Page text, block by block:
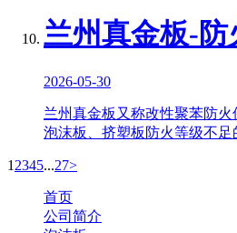
兰州真金板-
2026-05-30
兰州真金板又称改性聚苯防
泡沫板、挤塑板防火等级不
1 2345...27>
首页
公司简介